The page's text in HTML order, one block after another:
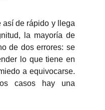
así de rápido y llega
la mayoría de
de dos errores: se
lo que tiene en
a equivocarse.
casos hay una